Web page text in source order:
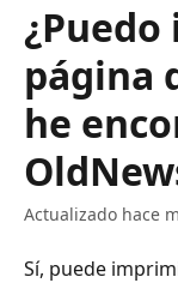
página
he
Actualizado hace
Sí, puede